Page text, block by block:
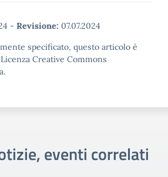
- Revisione: 07.07.2024
specificato, questo articolo è
Creative Commons
eventi correlati